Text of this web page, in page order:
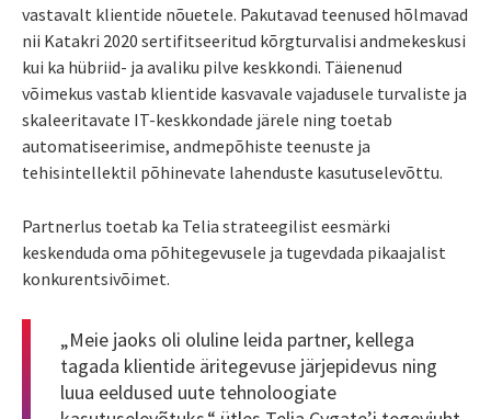
vastavalt klientide nõuetele. Pakutavad teenused hõlmavad
nii Katakri 2020 sertifitseeritud kõrgturvalisi andmekeskusi
kui ka hübriid- ja avaliku pilve keskkondi. Täienenud
võimekus vastab klientide kasvavale vajadusele turvaliste ja
skaleeritavate IT-keskkondade järele ning toetab
automatiseerimise, andmepõhiste teenuste ja
tehisintellektil põhinevate lahenduste kasutuselevõttu.
Partnerlus toetab ka Telia strateegilist eesmärki
keskenduda oma põhitegevusele ja tugevdada pikaajalist
konkurentsivõimet.
„Meie jaoks oli oluline leida partner, kellega
tagada klientide äritegevuse järjepidevus ning
luua eeldused uute tehnoloogiate